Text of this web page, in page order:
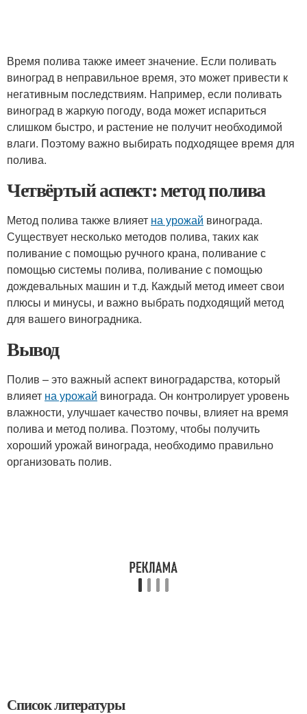
Время полива также имеет значение. Если поливать
виноград в неправильное время, это может привести к
негативным последствиям. Например, если поливать
виноград в жаркую погоду, вода может испариться
слишком быстро, и растение не получит необходимой
влаги. Поэтому важно выбирать подходящее время для
полива.
Четвёртый аспект: метод полива
Метод полива также влияет на урожай винограда.
Существует несколько методов полива, таких как
поливание с помощью ручного крана, поливание с
помощью системы полива, поливание с помощью
дождевальных машин и т.д. Каждый метод имеет свои
плюсы и минусы, и важно выбрать подходящий метод
для вашего виноградника.
Вывод
Полив – это важный аспект виноградарства, который
влияет на урожай винограда. Он контролирует уровень
влажности, улучшает качество почвы, влияет на время
полива и метод полива. Поэтому, чтобы получить
хороший урожай винограда, необходимо правильно
организовать полив.
Список литературы